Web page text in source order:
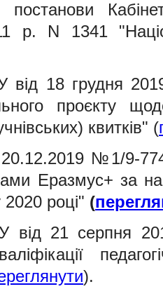
р. N 1341
від 18 грудня
проєкту
квитків" (
№1/9-
Еразмус+ за
2020 році" (
від 21 серпня
).